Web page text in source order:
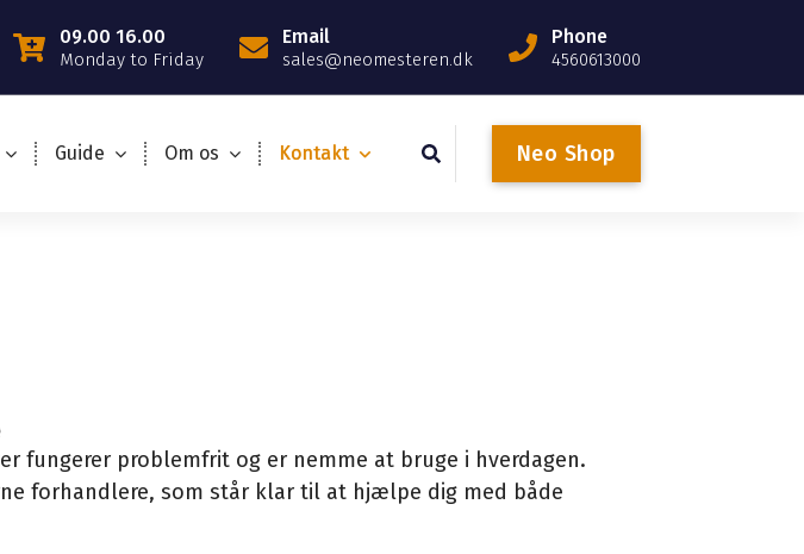
09.00 16.00
Monday to Friday
Email
sales@neomesteren.dk
Phone
4560613000
Guide Om os Kontakt Neo Shop
fungerer problemfrit og er nemme at bruge i hverdagen.
forhandlere, som står klar til at hjælpe dig med både